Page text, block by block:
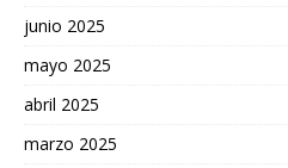
junio 2025
mayo 2025
abril 2025
marzo 2025